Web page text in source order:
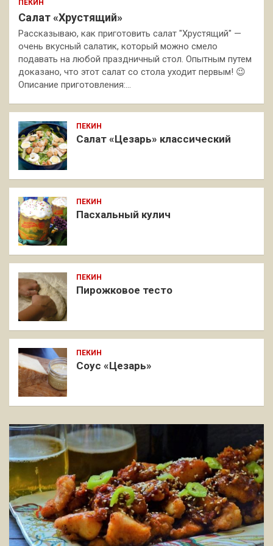
ПЕКИН
Салат «Хрустящий»
Рассказываю, как приготовить салат "Хрустящий" —
очень вкусный салатик, который можно смело
подавать на любой праздничный стол. Опытным путем
доказано, что этот салат со стола уходит первым! 😉
Описание приготовления:…
ПЕКИН
Салат «Цезарь» классический
ПЕКИН
Пасхальный кулич
ПЕКИН
Пирожковое тесто
ПЕКИН
Соус «Цезарь»